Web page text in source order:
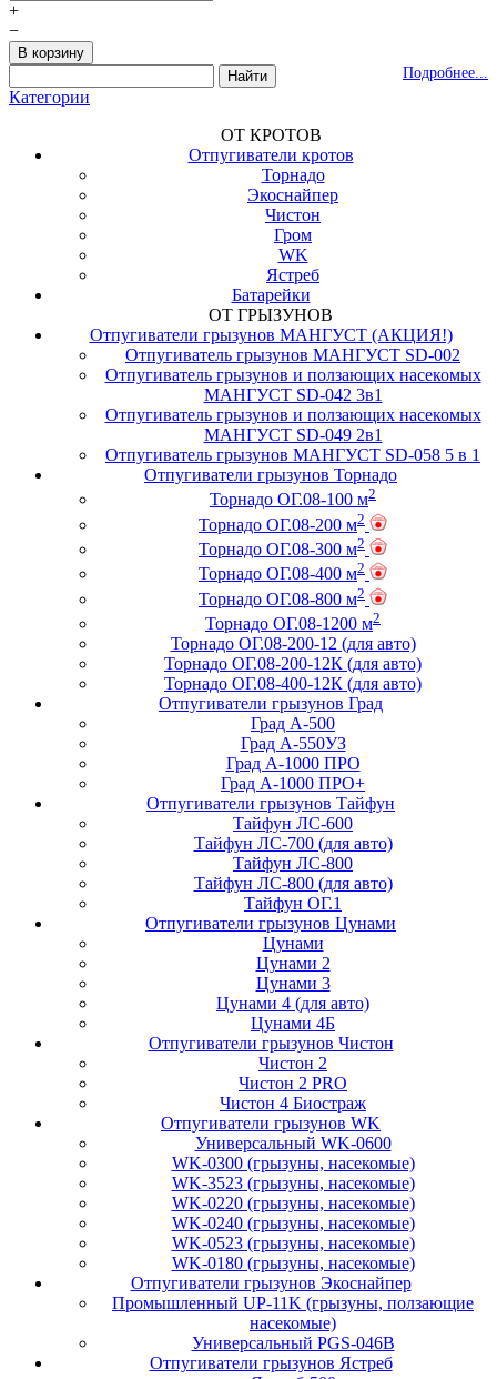
+
−
Подробнее...
Категории
ОТ КРОТОВ
Отпугиватели кротов
Торнадо
Экоснайпер
Чистон
Гром
WK
Ястреб
Батарейки
ОТ ГРЫЗУНОВ
Отпугиватели грызунов МАНГУСТ (АКЦИЯ!)
Отпугиватель грызунов МАНГУСТ SD-002
Отпугиватель грызунов и ползающих насекомых
МАНГУСТ SD-042 3в1
Отпугиватель грызунов и ползающих насекомых
МАНГУСТ SD-049 2в1
Отпугиватель грызунов МАНГУСТ SD-058 5 в 1
Отпугиватели грызунов Торнадо
Торнадо ОГ.08-100 м2
Торнадо ОГ.08-200 м2
Торнадо ОГ.08-300 м2
Торнадо ОГ.08-400 м2
Торнадо ОГ.08-800 м2
Торнадо ОГ.08-1200 м2
Торнадо ОГ.08-200-12 (для авто)
Торнадо ОГ.08-200-12К (для авто)
Торнадо ОГ.08-400-12К (для авто)
Отпугиватели грызунов Град
Град А-500
Град А-550УЗ
Град А-1000 ПРО
Град А-1000 ПРО+
Отпугиватели грызунов Тайфун
Тайфун ЛС-600
Тайфун ЛС-700 (для авто)
Тайфун ЛС-800
Тайфун ЛС-800 (для авто)
Тайфун ОГ.1
Отпугиватели грызунов Цунами
Цунами
Цунами 2
Цунами 3
Цунами 4 (для авто)
Цунами 4Б
Отпугиватели грызунов Чистон
Чистон 2
Чистон 2 PRO
Чистон 4 Биостраж
Отпугиватели грызунов WK
Универсальный WK-0600
WK-0300 (грызуны, насекомые)
WK-3523 (грызуны, насекомые)
WK-0220 (грызуны, насекомые)
WK-0240 (грызуны, насекомые)
WK-0523 (грызуны, насекомые)
WK-0180 (грызуны, насекомые)
Отпугиватели грызунов Экоснайпер
Промышленный UP-11K (грызуны, ползающие
насекомые)
Универсальный PGS-046B
Отпугиватели грызунов Ястреб